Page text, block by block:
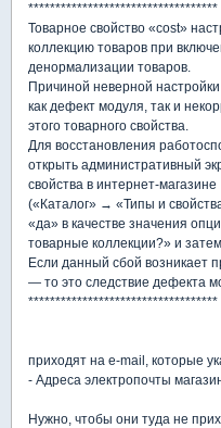
***********************************
Товарное свойство «cost»
коллекцию товаров при
денормализации товаров.
Причиной неверной
как дефект модуля, так и
этого товарного свойства.
Для восстановления
открыть административный
свойства в интернет-магазине
(«Каталог» → «Типы и
«да» в качестве значения
товарные коллекции?» и
Если данный сбой возникает
— то это следствие дефекта
***********************************
приходят на e-mail, которые
- Адреса электропочты
Нужно, чтобы они туда не